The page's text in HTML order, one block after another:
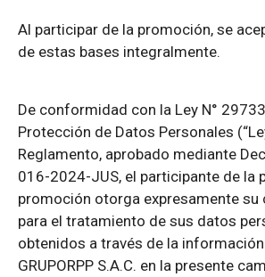
Al participar de la promoción, se
de estas bases integralmente.
De conformidad con la Ley N°
Protección de Datos Personales
Reglamento, aprobado mediante
016-2024-JUS, el participante de la
promoción otorga expresamente su
para el tratamiento de sus datos
obtenidos a través de la
GRUPORPP S.A.C. en la presente